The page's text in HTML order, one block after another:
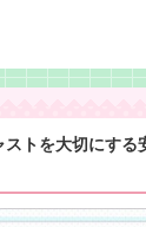
トを大切にする